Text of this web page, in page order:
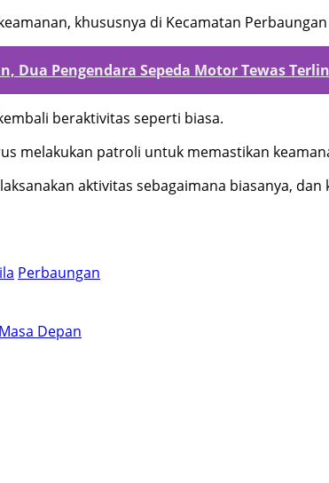
khususnya di Kecamatan
Dua Pengendara Sepeda Motor Tewas
beraktivitas seperti biasa.
melakukan patroli untuk memastikan
aktivitas sebagaimana biasanya,
Perbaungan
Depan